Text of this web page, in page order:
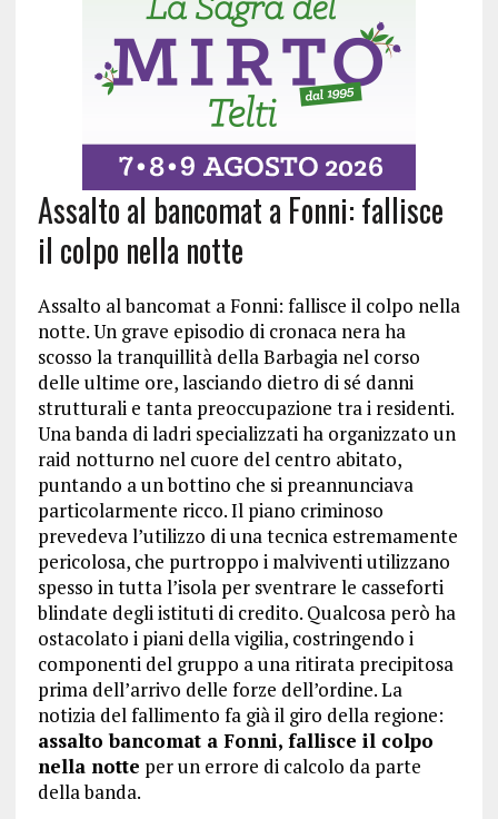
Assalto al bancomat a Fonni: fallisce
il colpo nella notte
Assalto al bancomat a Fonni: fallisce il colpo nella
notte. Un grave episodio di cronaca nera ha
scosso la tranquillità della Barbagia nel corso
delle ultime ore, lasciando dietro di sé danni
strutturali e tanta preoccupazione tra i residenti.
Una banda di ladri specializzati ha organizzato un
raid notturno nel cuore del centro abitato,
puntando a un bottino che si preannunciava
particolarmente ricco. Il piano criminoso
prevedeva l’utilizzo di una tecnica estremamente
pericolosa, che purtroppo i malviventi utilizzano
spesso in tutta l’isola per sventrare le casseforti
blindate degli istituti di credito. Qualcosa però ha
ostacolato i piani della vigilia, costringendo i
componenti del gruppo a una ritirata precipitosa
prima dell’arrivo delle forze dell’ordine. La
notizia del fallimento fa già il giro della regione:
assalto bancomat a Fonni, fallisce il colpo
nella notte per un errore di calcolo da parte
della banda.